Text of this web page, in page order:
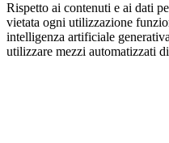
Rispetto ai contenuti e ai dati
vietata ogni utilizzazione
intelligenza artificiale
utilizzare mezzi automatizzati